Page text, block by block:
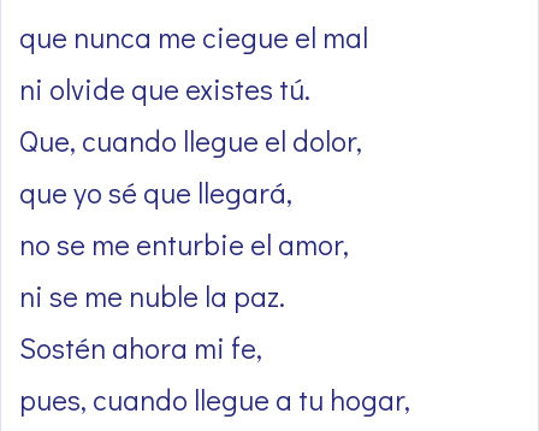
que nunca me ciegue el mal
ni olvide que existes tú.
Que, cuando llegue el dolor,
que yo sé que llegará,
no se me enturbie el amor,
ni se me nuble la paz.
Sostén ahora mi fe,
pues, cuando llegue a tu hogar,